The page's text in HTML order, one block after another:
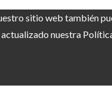
sitio web también
nuestra